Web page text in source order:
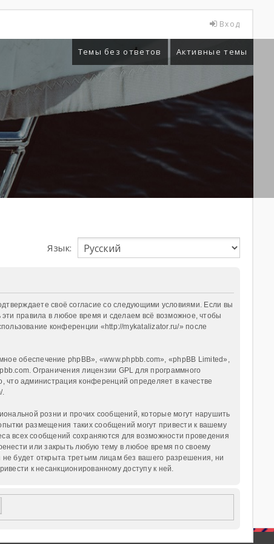
Вход
Темы без ответов Активные темы
Язык:
своё согласие со следующими условиями. Если вы
правила в любое время и сделаем всё возможное, чтобы
конференции «http://mykatalizator.ru/» после
обеспечение phpBB», «www.phpbb.com», «phpBB Limited»,
. Ограничения лицензии GPL для программного
что администрация конференций определяет в качестве
.
розни и прочих сообщений, которые могут нарушить
размещения таких сообщений могут привести к вашему
всех сообщений сохраняются для возможности проведения
или закрыть любую тему в любое время по своему
будет открыта третьим лицам без вашего разрешения, ни
к несанкционированному доступу к ней.